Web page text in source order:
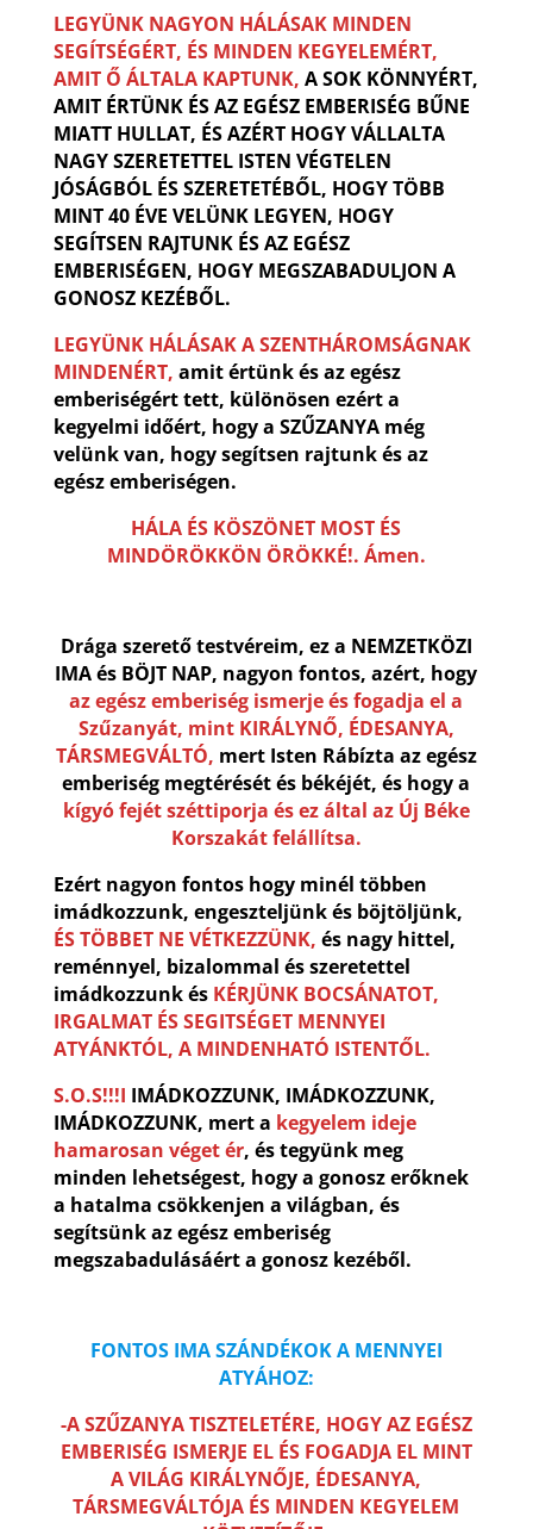
LEGYÜNK NAGYON HÁLÁSAK MINDEN
SEGÍTSÉGÉRT, ÉS MINDEN KEGYELEMÉRT,
AMIT Ő ÁLTALA KAPTUNK, A SOK KÖNNYÉRT,
AMIT ÉRTÜNK ÉS AZ EGÉSZ EMBERISÉG BŰNE
MIATT HULLAT, ÉS AZÉRT HOGY VÁLLALTA
NAGY SZERETETTEL ISTEN VÉGTELEN
JÓSÁGBÓL ÉS SZERETETÉBŐL, HOGY TÖBB
MINT 40 ÉVE VELÜNK LEGYEN, HOGY
SEGÍTSEN RAJTUNK ÉS AZ EGÉSZ
EMBERISÉGEN, HOGY MEGSZABADULJON A
GONOSZ KEZÉBŐL.
LEGYÜNK HÁLÁSAK A SZENTHÁROMSÁGNAK
MINDENÉRT, amit értünk és az egész
emberiségért tett, különösen ezért a
kegyelmi időért, hogy a SZŰZANYA még
velünk van, hogy segítsen rajtunk és az
egész emberiségen.
HÁLA ÉS KÖSZÖNET MOST ÉS
MINDÖRÖKKÖN ÖRÖKKÉ!. Ámen.
Drága szerető testvéreim, ez a NEMZETKÖZI
IMA és BÖJT NAP, nagyon fontos, azért, hogy
az egész emberiség ismerje és fogadja el a
Szűzanyát, mint KIRÁLYNŐ, ÉDESANYA,
TÁRSMEGVÁLTÓ, mert Isten Rábízta az egész
emberiség megtérését és békéjét, és hogy a
kígyó fejét széttiporja és ez által az Új Béke
Korszakát felállítsa.
Ezért nagyon fontos hogy minél többen
imádkozzunk, engeszteljünk és böjtöljünk,
ÉS TÖBBET NE VÉTKEZZÜNK, és nagy hittel,
reménnyel, bizalommal és szeretettel
imádkozzunk és KÉRJÜNK BOCSÁNATOT,
IRGALMAT ÉS SEGITSÉGET MENNYEI
ATYÁNKTÓL, A MINDENHATÓ ISTENTŐL.
S.O.S!!!I IMÁDKOZZUNK, IMÁDKOZZUNK,
IMÁDKOZZUNK, mert a kegyelem ideje
hamarosan véget ér, és tegyünk meg
minden lehetségest, hogy a gonosz erőknek
a hatalma csökkenjen a világban, és
segítsünk az egész emberiség
megszabadulásáért a gonosz kezéből.
FONTOS IMA SZÁNDÉKOK A MENNYEI
ATYÁHOZ:
-A SZŰZANYA TISZTELETÉRE, HOGY AZ EGÉSZ
EMBERISÉG ISMERJE EL ÉS FOGADJA EL MINT
A VILÁG KIRÁLYNŐJE, ÉDESANYA,
TÁRSMEGVÁLTÓJA ÉS MINDEN KEGYELEM